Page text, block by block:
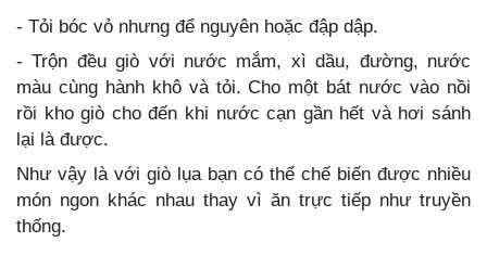
- Tỏi bóc vỏ nhưng để nguyên hoặc đập dập.
- Trộn đều giò với nước mắm, xì dầu, đường, nước
màu cùng hành khô và tỏi. Cho một bát nước vào nồi
rồi kho giò cho đến khi nước cạn gần hết và hơi sánh
lại là được.
Như vậy là với giò lụa bạn có thể chế biến được nhiều
món ngon khác nhau thay vì ăn trực tiếp như truyền
thống.